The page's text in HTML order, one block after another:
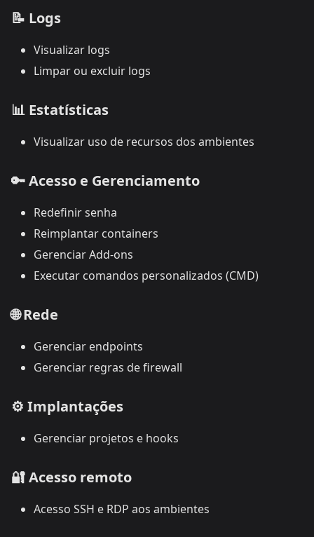
📝 Logs
Visualizar logs
Limpar ou excluir logs
📊 Estatísticas
Visualizar uso de recursos dos ambientes
🔑Acesso e Gerenciamento
Redefinir senha
Reimplantar containers
Gerenciar Add-ons
Executar comandos personalizados (CMD)
🌐Rede
Gerenciar endpoints
Gerenciar regras de firewall
⚙️ Implantações
Gerenciar projetos e hooks
🔐Acesso remoto
Acesso SSH e RDP aos ambientes